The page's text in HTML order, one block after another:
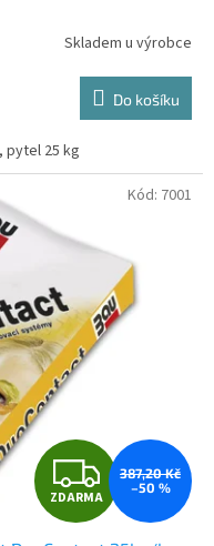
Skladem u výrobce
Do košíku
pytel 25 kg
Z
D
ZDARMA
387,20 Kč
–50 %
Kód: 7001